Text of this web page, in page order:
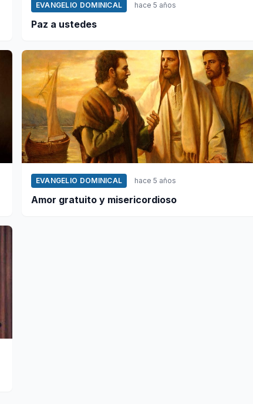
EVANGELIO DOMINICAL hace 5 años
Paz a ustedes
EVANGELIO DOMINICAL hace 5 años
Amor gratuito y misericordioso